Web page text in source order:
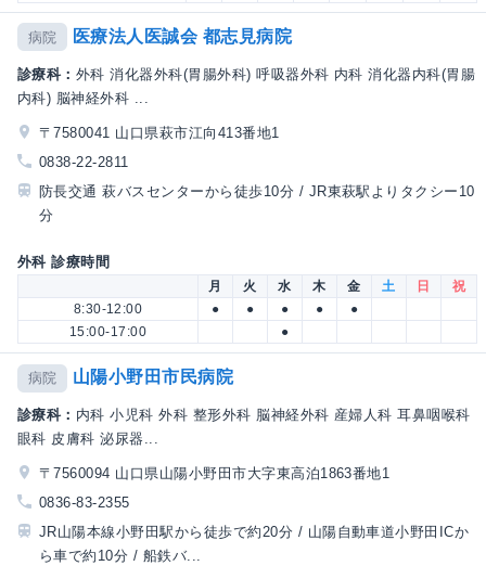
病院 医療法人医誠会 都志見病院
診療科： 外科 消化器外科(胃腸外科) 呼吸器外科 内科 消化器内科(胃腸
内科) 脳神経外科 ...
〒7580041 山口県萩市江向413番地1
0838-22-2811
防長交通 萩バスセンターから徒歩10分 / JR東萩駅よりタクシー10
分
外科 診療時間
月 火 水 木 金 土 日
祝
8:30-12:00
● ● ● ●
●
15:00-17:00
●
病院 山陽小野田市民病院
診療科： 内科 小児科 外科 整形外科 脳神経外科 産婦人科 耳鼻咽喉科
眼科 皮膚科 泌尿器...
〒7560094 山口県山陽小野田市大字東高泊1863番地1
0836-83-2355
JR山陽本線小野田駅から徒歩で約20分 / 山陽自動車道小野田ICか
ら車で約10分 / 船鉄バ...